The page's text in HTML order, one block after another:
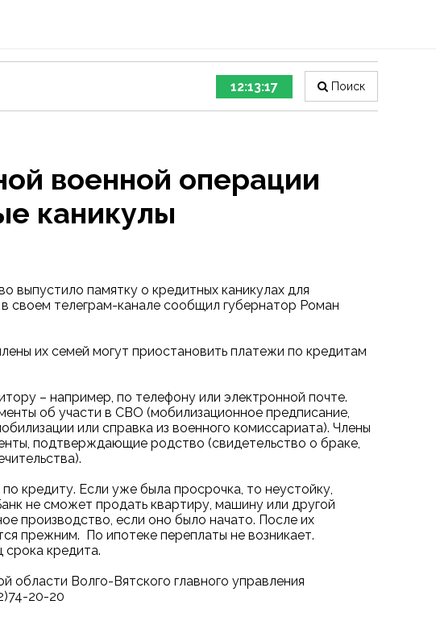
12:13:18 Поиск
военной операции
каникулы
выпустило памятку о кредитных каникулах для
своем телеграм-канале сообщил губернатор Роман
их семей могут приостановить платежи по кредитам
– например, по телефону или электронной почте.
об участи в СВО (мобилизационное предписание,
или справка из военного комиссариата). Члены
подтверждающие родство (свидетельство о браке,
кредиту. Если уже была просрочка, то неустойку,
не сможет продать квартиру, машину или другой
производство, если оно было начато. После их
прежним. По ипотеке переплаты не возникает.
кредита.
области Волго-Вятского главного управления
20-20